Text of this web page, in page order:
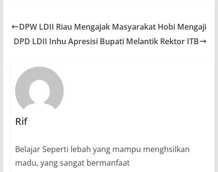
DPW LDII Riau Mengajak Masyarakat Hobi Mengaji
DPD LDII Inhu Apresisi Bupati Melantik Rektor ITB
Rif
Belajar Seperti lebah yang mampu menghsilkan
madu, yang sangat bermanfaat